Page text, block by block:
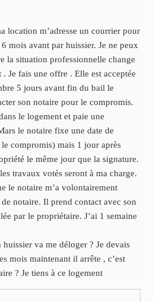
location m’adresse un courrier pour
mois avant par huissier. Je ne peux
la situation professionnelle change
Je fais une offre . Elle est acceptée
5 jours avant fin du bail le
son notaire pour le compromis.
le logement et paie une
le notaire fixe une date de
compromis) mais 1 jour après
le même jour que la signature.
travaux votés seront à ma charge.
le notaire m’a volontairement
notaire. Il prend contact avec son
par le propriétaire. J’ai 1 semaine
va me déloger ? Je devais
mois maintenant il arrête , c’est
? Je tiens à ce logement